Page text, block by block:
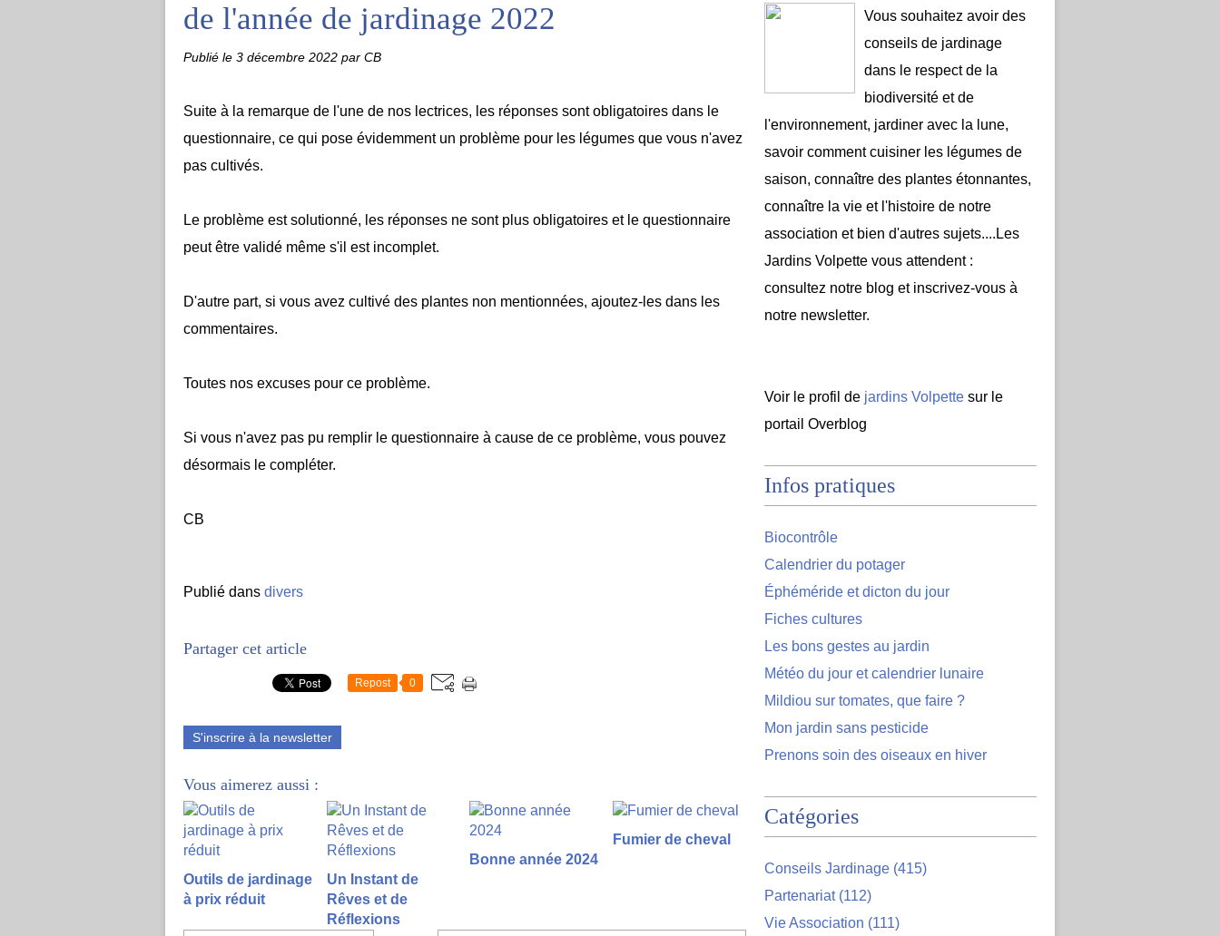
de l'année de jardinage 2022
Publié le 3 décembre 2022 par CB
Suite à la remarque de l'une de nos lectrices, les réponses sont obligatoires dans le
questionnaire, ce qui pose évidemment un problème pour les légumes que vous n'avez
pas cultivés.
Le problème est solutionné, les réponses ne sont plus obligatoires et le questionnaire
peut être validé même s'il est incomplet.
D'autre part, si vous avez cultivé des plantes non mentionnées, ajoutez-les dans les
commentaires.
Toutes nos excuses pour ce problème.
Si vous n'avez pas pu remplir le questionnaire à cause de ce problème, vous pouvez
désormais le compléter.
CB
Publié dans divers
Partager cet article
Repost 0
S'inscrire à la newsletter
Vous aimerez aussi :
Outils de jardinage
à prix réduit
Un Instant de
Rêves et de
Réflexions
Bonne année 2024
Fumier de cheval
Vous souhaitez avoir des
conseils de jardinage
dans le respect de la
biodiversité et de
l'environnement, jardiner avec la lune,
savoir comment cuisiner les légumes de
saison, connaître des plantes étonnantes,
connaître la vie et l'histoire de notre
association et bien d'autres sujets....Les
Jardins Volpette vous attendent :
consultez notre blog et inscrivez-vous à
notre newsletter.
Voir le profil de jardins Volpette sur le
portail Overblog
Infos pratiques
Biocontrôle
Calendrier du potager
Éphéméride et dicton du jour
Fiches cultures
Les bons gestes au jardin
Météo du jour et calendrier lunaire
Mildiou sur tomates, que faire ?
Mon jardin sans pesticide
Prenons soin des oiseaux en hiver
Catégories
Conseils Jardinage (415)
Partenariat(112)
Vie Association (111)